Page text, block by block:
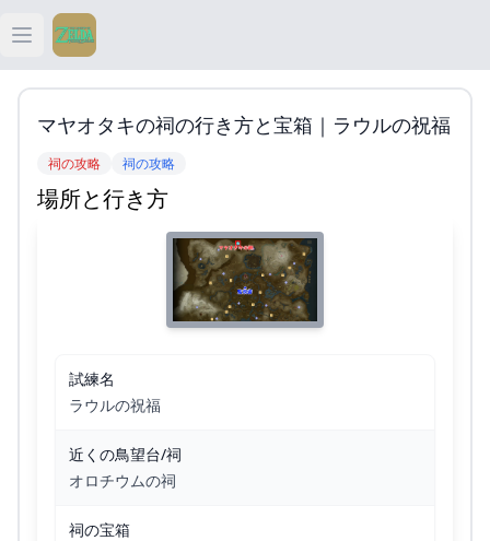
Open main menu
ティアキン
ティアキン 攻略
マヤオタキの祠の行き方と宝箱｜ラウルの祝福
祠の攻略 祠の攻略
場所と行き方
試練名
ラウルの祝福
近くの鳥望台/祠
オロチウムの祠
祠の宝箱